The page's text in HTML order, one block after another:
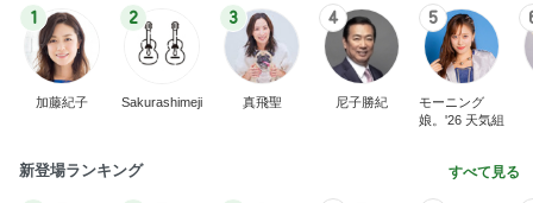
1
加藤紀子
2
Sakurashimeji
3
真飛聖
4
尼子勝紀
5
モーニング
娘。'26 天気組
新登場ランキング すべて見る